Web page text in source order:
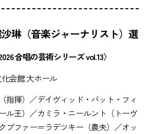
（音楽ジャーナリスト）選
合唱の芸術シリーズ vol.13〉
会館 大ホール
指揮）／デイヴィッド・バット・フィ
ル王）／カミラ・ニールント（トーヴ
プファー＝ラデツキー（農夫）／オッ